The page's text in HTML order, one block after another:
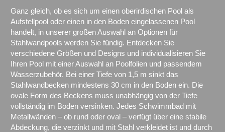
Ganz gleich, ob es sich um einen oberirdischen Pool als
Aufstellpool oder einen in den Boden eingelassenen Pool
handelt, in unserer großen Auswahl an Optionen für
Stahlwandpools werden Sie fündig. Entdecken Sie
verschiedene Größen und Designs und individualisieren Sie
Ihren Pool mit einer Auswahl an Poolfolien und passendem
Wasserzubehör. Bei einer Tiefe von 1,5 m sinkt das
Stahlwandbecken mindestens 30 cm in den Boden ein. Die
ovale Form des Beckens muss unabhängig von der Tiefe
vollständig im Boden versinken. Jedes Schwimmbad mit
Metallwänden – ob rund oder oval – verfügt über eine stabile
Abdeckung, die verzinkt und mit Stahl verkleidet ist und durch